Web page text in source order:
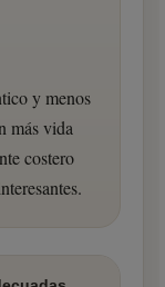
y menos
más vida
costero